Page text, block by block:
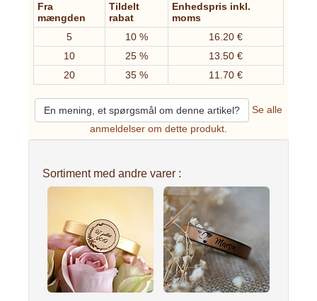
Fra
mængden
Tildelt
rabat
Enhedspris inkl.
moms
5
10 %
16.20 €
10
25 %
13.50 €
20
35 % 11.70 €
En mening, et spørgsmål om denne artikel?
Se alle
anmeldelser om dette produkt.
Sortiment med andre varer :